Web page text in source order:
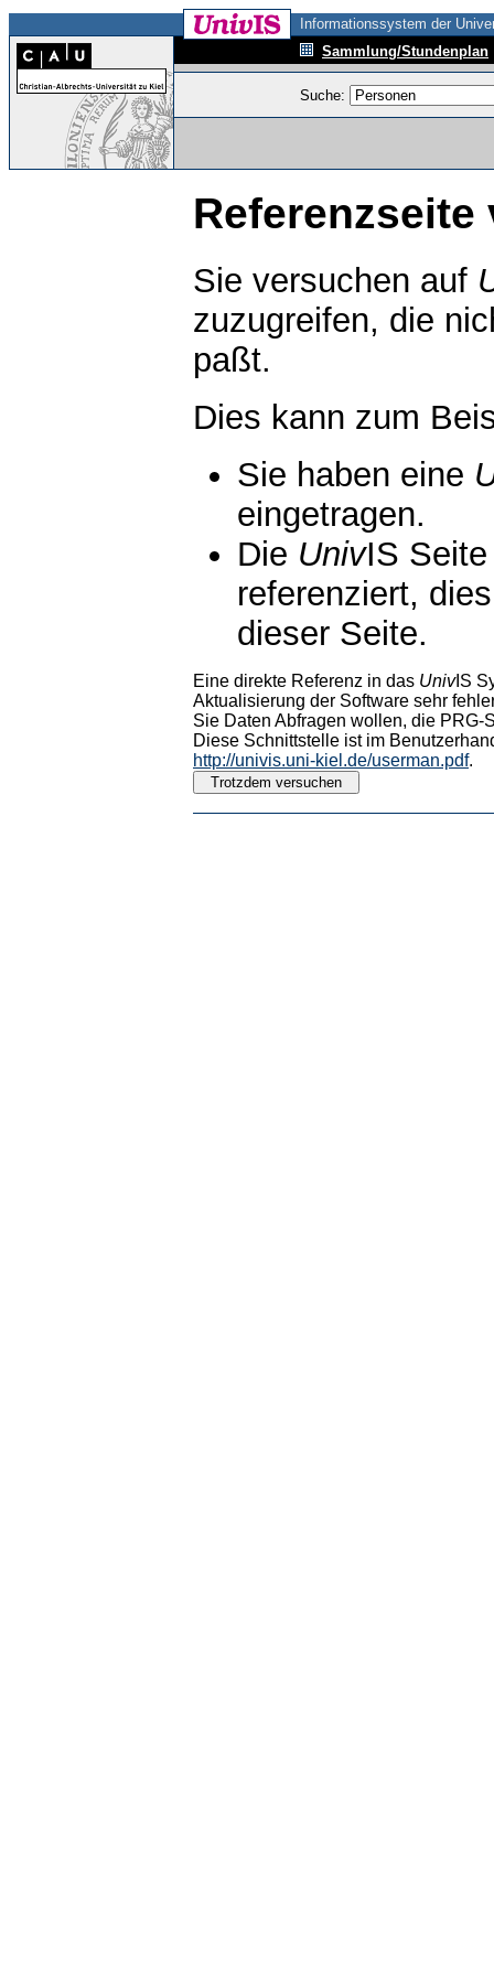
Informationssystem der
Sammlung/Stundenplan
Suche:
Referenzseite
Sie versuchen auf
zuzugreifen, die
paßt.
Dies kann zum
Sie haben eine
eingetragen.
Die UnivIS
referenziert,
dieser Seite.
Eine direkte Referenz in das UnivIS
Aktualisierung der Software sehr
Sie Daten Abfragen wollen, die PRG-
Diese Schnittstelle ist im
http://univis.uni-kiel.de/userman.pdf.